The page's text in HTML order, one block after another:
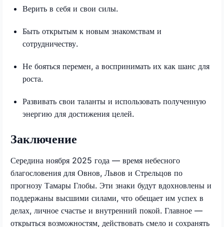
Верить в себя и свои силы.
Быть открытым к новым знакомствам и
сотрудничеству.
Не бояться перемен, а воспринимать их как шанс для
роста.
Развивать свои таланты и использовать полученную
энергию для достижения целей.
Заключение
Середина ноября 2025 года — время небесного
благословения для Овнов, Львов и Стрельцов по
прогнозу Тамары Глобы. Эти знаки будут вдохновлены и
поддержаны высшими силами, что обещает им успех в
делах, личное счастье и внутренний покой. Главное —
открыться возможностям, действовать смело и сохранять